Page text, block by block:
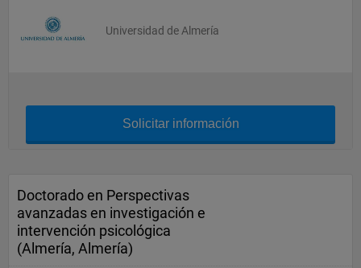
Universidad de Almería
Solicitar información
Doctorado en Perspectivas
avanzadas en investigación e
intervención psicológica
(Almería, Almería)